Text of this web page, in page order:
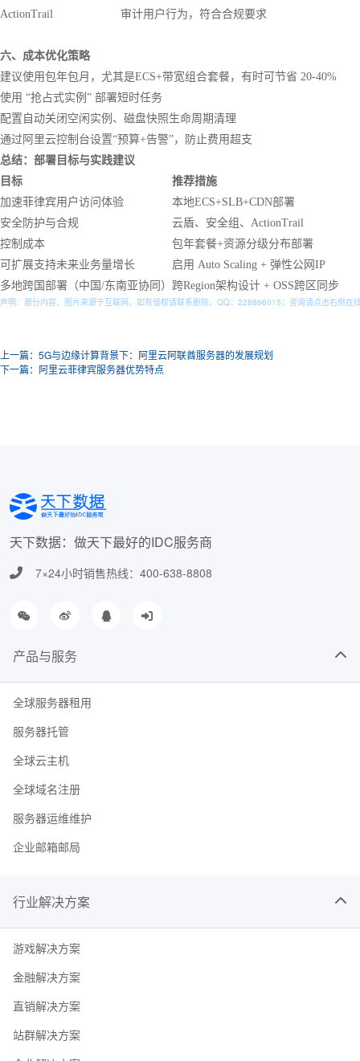
ActionTrail
审计用户行为，符合合规要求
六、成本优化策略
建议使用包年包月，尤其是ECS+带宽组合套餐，有时可节省 20-40%
使用 “抢占式实例” 部署短时任务
配置自动关闭空闲实例、磁盘快照生命周期清理
通过阿里云控制台设置“预算+告警”，防止费用超支
总结：部署目标与实践建议
目标
推荐措施
加速菲律宾用户访问体验
本地ECS+SLB+CDN部署
安全防护与合规
云盾、安全组、ActionTrail
控制成本
包年套餐+资源分级分布部署
可扩展支持未来业务量增长
启用 Auto Scaling + 弹性公网IP
多地跨国部署（中国/东南亚协同） 跨Region架构设计 + OSS跨区同步
声明：部分内容、图片来源于互联网，如有侵权请联系删除，QQ： 228866015 ；咨询请点击右侧在
上一篇：5G与边缘计算背景下：阿里云阿联酋服务器的发展规划
下一篇：阿里云菲律宾服务器优势特点
天下数据：做天下最好的IDC服务商
7×24小时销售热线：400-638-8808
产品与服务
全球服务器租用
服务器托管
全球云主机
全球域名注册
服务器运维维护
企业邮箱邮局
行业解决方案
游戏解决方案
金融解决方案
直销解决方案
站群解决方案